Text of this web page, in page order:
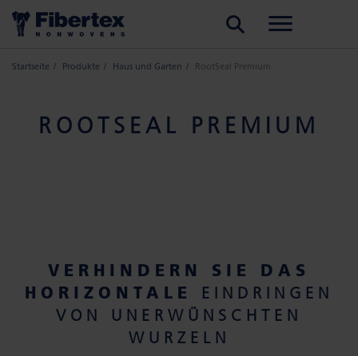
Startseite Produkte Haus und Garten RootSeal Premium
ROOTSEAL PREMIUM
VERHINDERN SIE DAS
HORIZONTALE
EINDRINGEN
VON UNERWÜNSCHTEN
WURZELN